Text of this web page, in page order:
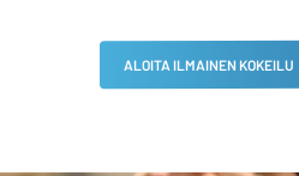
ALOITA ILMAINEN KOKEILU